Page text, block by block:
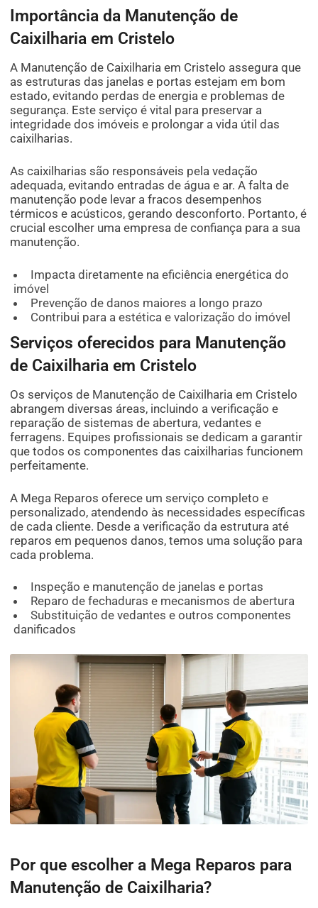
Importância da Manutenção de
Caixilharia em Cristelo
A Manutenção de Caixilharia em Cristelo assegura que
as estruturas das janelas e portas estejam em bom
estado, evitando perdas de energia e problemas de
segurança. Este serviço é vital para preservar a
integridade dos imóveis e prolongar a vida útil das
caixilharias.
As caixilharias são responsáveis pela vedação
adequada, evitando entradas de água e ar. A falta de
manutenção pode levar a fracos desempenhos
térmicos e acústicos, gerando desconforto. Portanto, é
crucial escolher uma empresa de confiança para a sua
manutenção.
Impacta diretamente na eficiência energética do
imóvel
Prevenção de danos maiores a longo prazo
Contribui para a estética e valorização do imóvel
Serviços oferecidos para Manutenção
de Caixilharia em Cristelo
Os serviços de Manutenção de Caixilharia em Cristelo
abrangem diversas áreas, incluindo a verificação e
reparação de sistemas de abertura, vedantes e
ferragens. Equipes profissionais se dedicam a garantir
que todos os componentes das caixilharias funcionem
perfeitamente.
A Mega Reparos oferece um serviço completo e
personalizado, atendendo às necessidades específicas
de cada cliente. Desde a verificação da estrutura até
reparos em pequenos danos, temos uma solução para
cada problema.
Inspeção e manutenção de janelas e portas
Reparo de fechaduras e mecanismos de abertura
Substituição de vedantes e outros componentes
danificados
Por que escolher a Mega Reparos para
Manutenção de Caixilharia?